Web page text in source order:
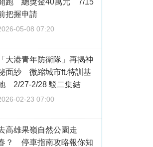
跑 總獎金40萬元 7/15
把握申請
05-08 07:20
「大港青年防衛隊」再揭神
面紗 微縮城市ft.特訓基
2/27-2/28 駁二集結
02-23 07:00
高雄果嶺自然公園走
？ 停車指南攻略報你知